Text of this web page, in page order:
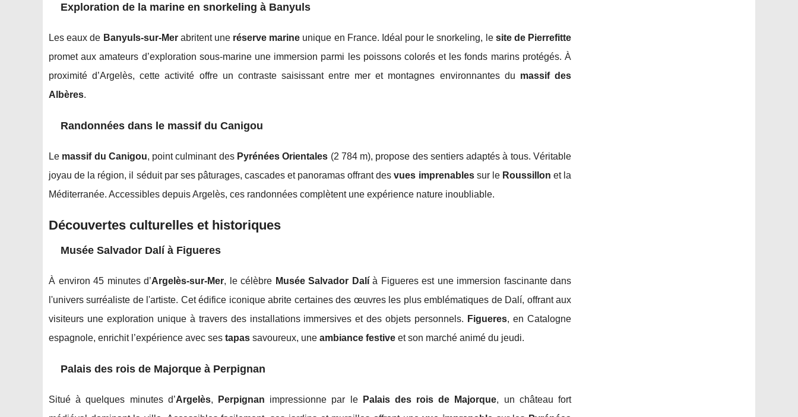
Exploration de la marine en snorkeling à Banyuls
Les eaux de Banyuls-sur-Merabritent une réserve marine unique en France. Idéal pour le snorkeling, le site de Pierrefitte
promet aux amateurs d’exploration sous-marine une immersion parmi les poissons colorés et les fonds marins protégés. À
proximité d’Argelès, cette activité offre un contraste saisissant entre mer et montagnes environnantes du massif des
Albères.
Randonnées dans le massif du Canigou
Le massif du Canigou, point culminant des Pyrénées Orientales (2 784 m), propose des sentiers adaptés à tous. Véritable
joyau de la région, il séduit par ses pâturages, cascades et panoramas offrant desvues imprenablessur le Roussillon et la
Méditerranée. Accessibles depuis Argelès, ces randonnées complètent une expérience nature inoubliable.
Découvertes culturelles et historiques
Musée Salvador Dalí à Figueres
À environ 45 minutes d’Argelès-sur-Mer, le célèbre Musée Salvador Dalíà Figueres est une immersion fascinante dans
l'univers surréaliste de l'artiste. Cet édifice iconique abrite certaines des œuvres les plus emblématiques de Dalí, offrant aux
visiteurs une exploration unique à travers des installations immersives et des objets personnels. Figueres, en Catalogne
espagnole, enrichit l’expérience avec ses tapas savoureux, une ambiance festive et son marché animé du jeudi.
Palais des rois de Majorque à Perpignan
Situé à quelques minutes d’Argelès, Perpignan impressionne par le Palais des rois de Majorque, un château fort